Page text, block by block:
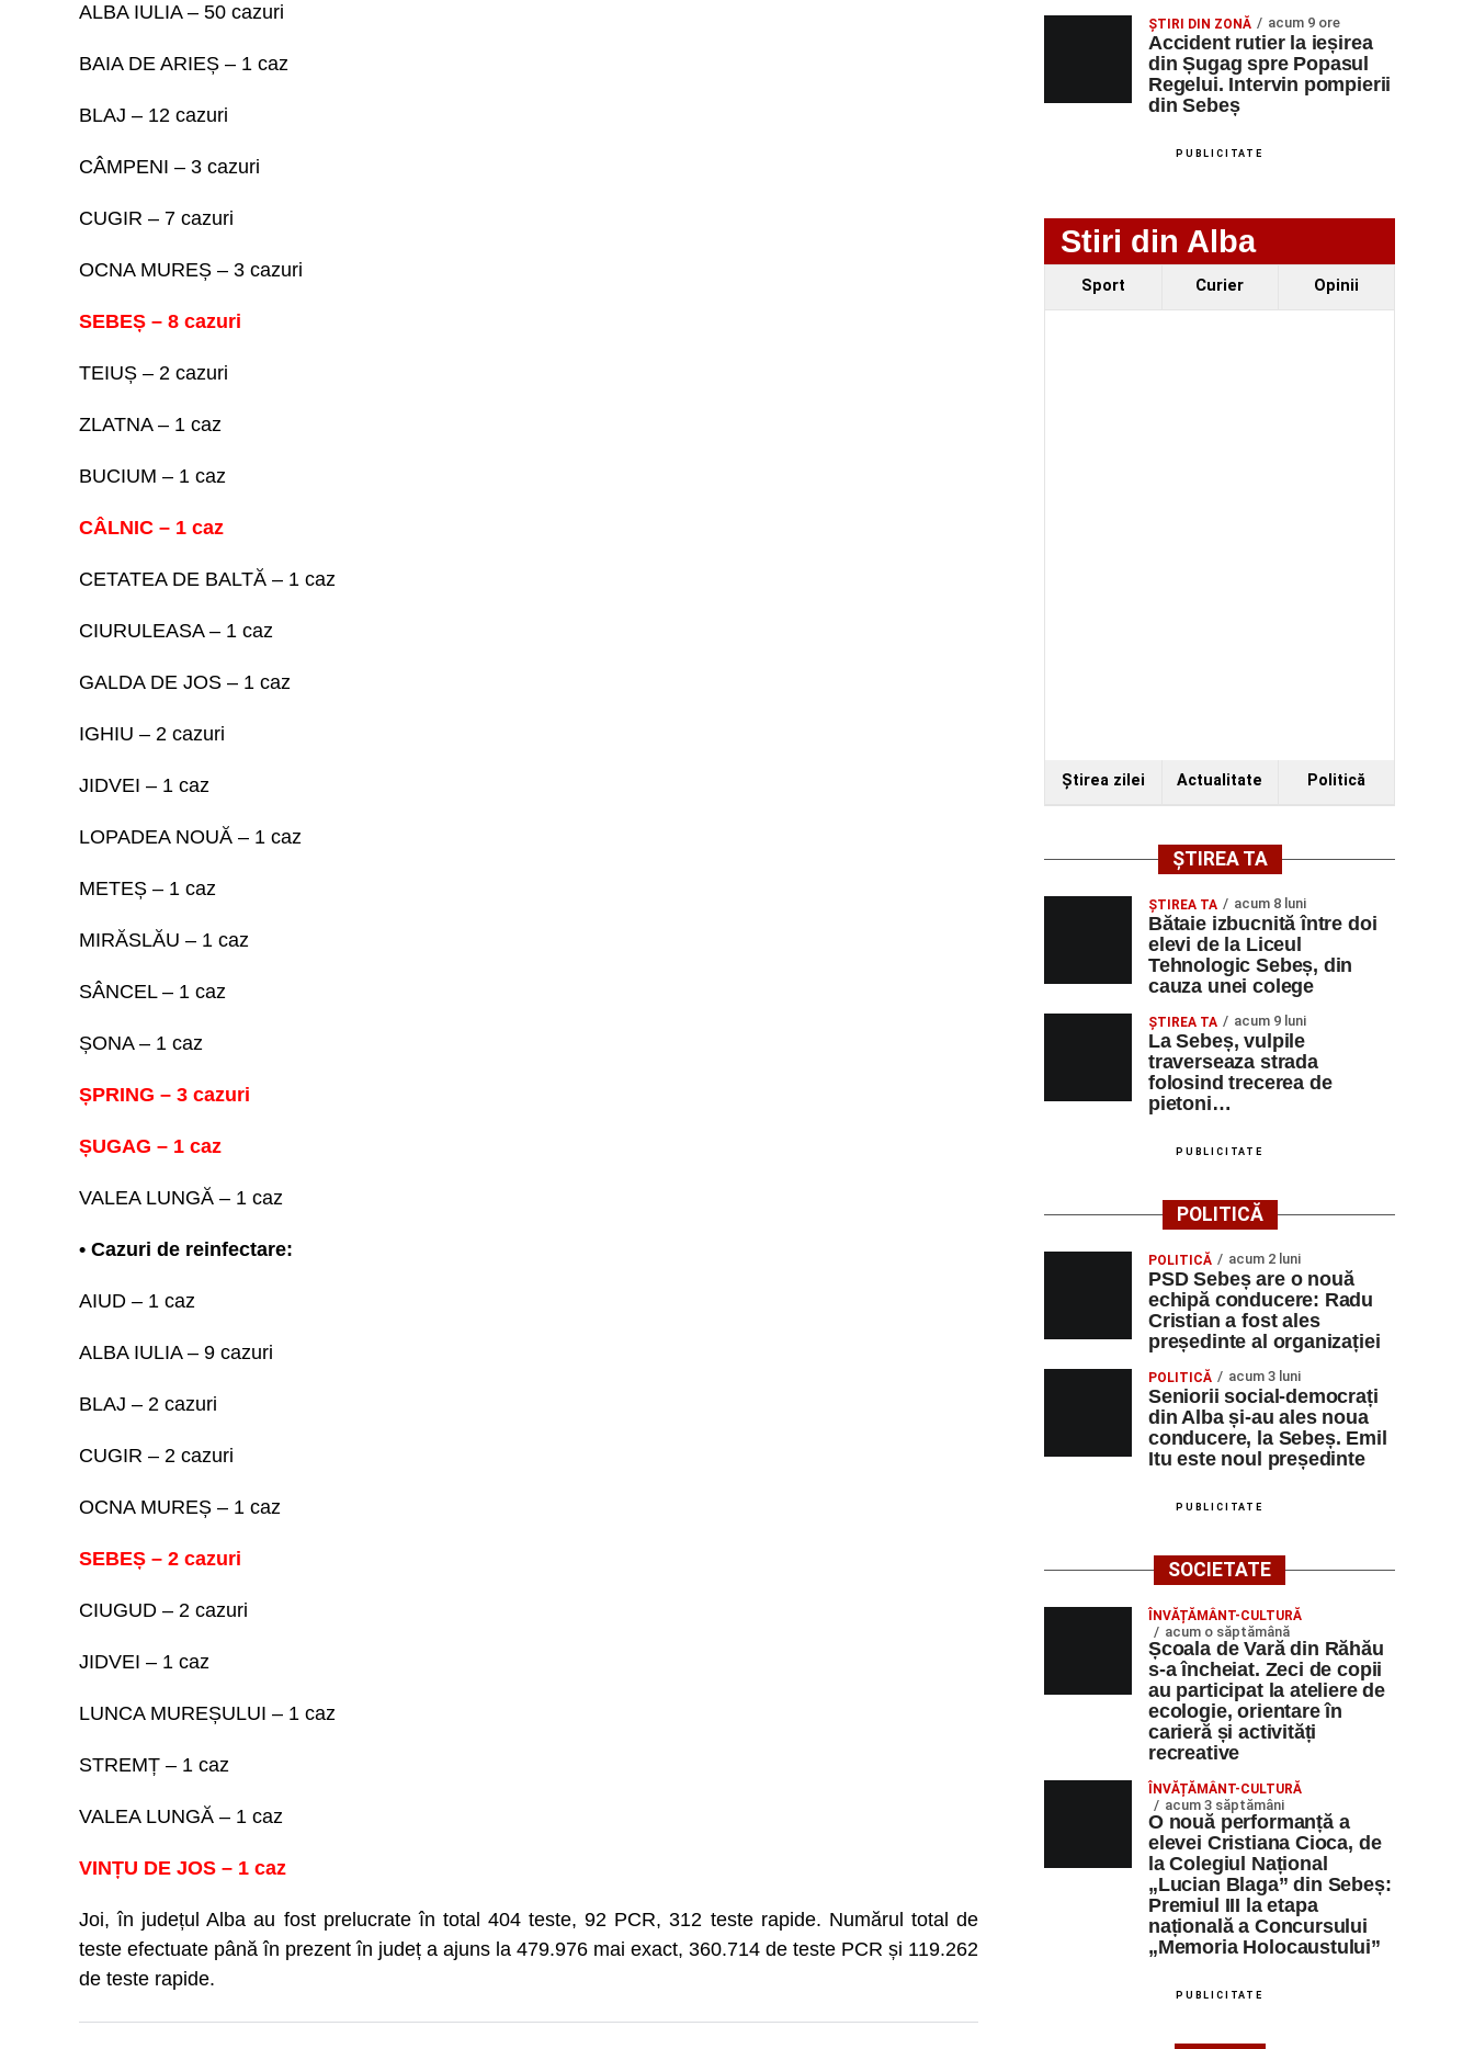
ALBA IULIA – 50 cazuri
BAIA DE ARIEȘ – 1 caz
BLAJ – 12 cazuri
CÂMPENI – 3 cazuri
CUGIR – 7 cazuri
OCNA MUREȘ – 3 cazuri
SEBEȘ – 8 cazuri
TEIUȘ – 2 cazuri
ZLATNA – 1 caz
BUCIUM – 1 caz
CÂLNIC – 1 caz
CETATEA DE BALTĂ – 1 caz
CIURULEASA – 1 caz
GALDA DE JOS – 1 caz
IGHIU – 2 cazuri
JIDVEI – 1 caz
LOPADEA NOUĂ – 1 caz
METEȘ – 1 caz
MIRĂSLĂU – 1 caz
SÂNCEL – 1 caz
ȘONA – 1 caz
ȘPRING – 3 cazuri
ȘUGAG – 1 caz
VALEA LUNGĂ – 1 caz
• Cazuri de reinfectare:
AIUD – 1 caz
ALBA IULIA – 9 cazuri
BLAJ – 2 cazuri
CUGIR – 2 cazuri
OCNA MUREȘ – 1 caz
SEBEȘ – 2 cazuri
CIUGUD – 2 cazuri
JIDVEI – 1 caz
LUNCA MUREȘULUI – 1 caz
STREMȚ – 1 caz
VALEA LUNGĂ – 1 caz
VINȚU DE JOS – 1 caz
Joi, în județul Alba au fost prelucrate în total 404 teste, 92 PCR, 312 teste rapide. Numărul total de
teste efectuate până în prezent în județ a ajuns la 479.976 mai exact, 360.714 de teste PCR și 119.262
de teste rapide.
ȘTIRI DIN ZONĂ acum 9 ore
Accident rutier la ieșirea
din Șugag spre Popasul
Regelui. Intervin pompierii
din Sebeș
PUBLICITATE
Stiri din Alba
Sport Curier Opinii
Ştirea zilei Actualitate Politică
ȘTIREA TA
ŞTIREA TA acum 8 luni
Bătaie izbucnită între doi
elevi de la Liceul
Tehnologic Sebeș, din
cauza unei colege
ŞTIREA TA acum 9 luni
La Sebeș, vulpile
traverseaza strada
folosind trecerea de
pietoni…
PUBLICITATE
POLITICĂ
POLITICĂ acum 2 luni
PSD Sebeș are o nouă
echipă conducere: Radu
Cristian a fost ales
președinte al organizației
POLITICĂ acum 3 luni
Seniorii social-democrați
din Alba și-au ales noua
conducere, la Sebeș. Emil
Itu este noul președinte
PUBLICITATE
SOCIETATE
ÎNVĂȚĂMÂNT-CULTURĂ
acum o săptămână
Școala de Vară din Răhău
s-a încheiat. Zeci de copii
au participat la ateliere de
ecologie, orientare în
carieră și activități
recreative
ÎNVĂȚĂMÂNT-CULTURĂ
acum 3 săptămâni
O nouă performanță a
elevei Cristiana Cioca, de
la Colegiul Național
„Lucian Blaga” din Sebeș:
Premiul III la etapa
națională a Concursului
„Memoria Holocaustului”
PUBLICITATE